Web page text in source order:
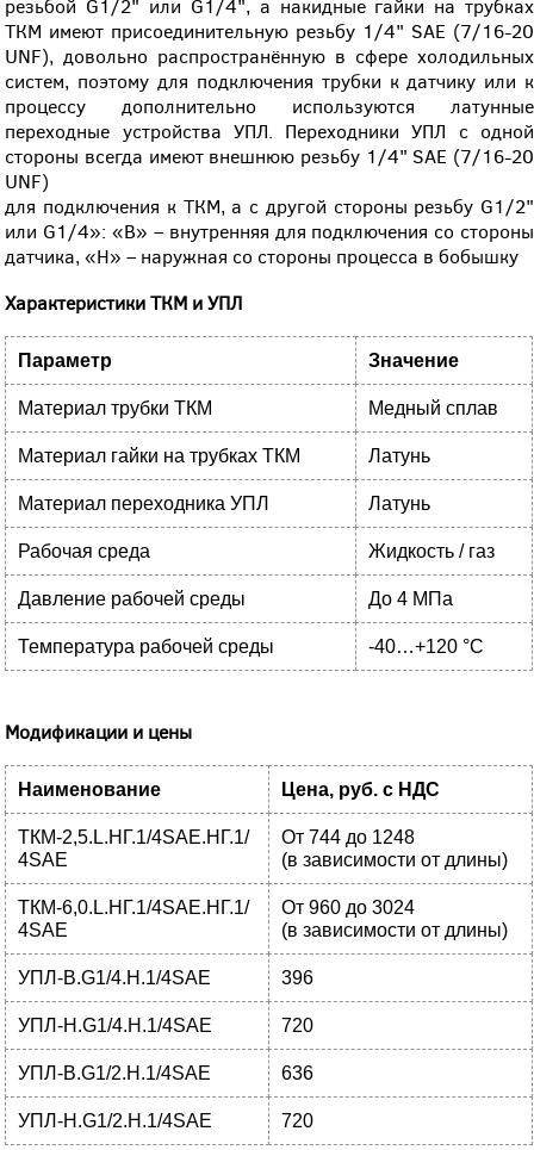
резьбой G1/2" или G1/4", а накидные гайки на трубках
ТКМ имеют присоединительную резьбу 1/4" SAE (7/16-20
UNF), довольно распространённую в сфере холодильных
систем, поэтому для подключения трубки к датчику или к
процессу дополнительно используются латунные
переходные устройства УПЛ. Переходники УПЛ с одной
стороны всегда имеют внешнюю резьбу 1/4" SAE (7/16-20
UNF)
для подключения к ТКМ, а с другой стороны резьбу G1/2"
или G1/4»: «В» – внутренняя для подключения со стороны
датчика, «Н» – наружная со стороны процесса в бобышку
Характеристики ТКМ и УПЛ
Параметр Значение
Материал трубки ТКМ Медный сплав
Материал гайки на трубках ТКМ Латунь
Материал переходника УПЛ Латунь
Рабочая среда Жидкость / газ
Давление рабочей среды До 4 МПа
Температура рабочей среды -40…+120 °С
Модификации и цены
Наименование Цена, руб. с НДС
ТКМ-2,5.L.НГ.1/4SAE.НГ.1/
4SAE
От 744 до 1248
(в зависимости от длины)
ТКМ-6,0.L.НГ.1/4SAE.НГ.1/
4SAE
От 960 до 3024
(в зависимости от длины)
УПЛ-В.G1/4.Н.1/4SAE 396
УПЛ-Н.G1/4.Н.1/4SAE 720
УПЛ-В.G1/2.Н.1/4SAE 636
УПЛ-Н.G1/2.Н.1/4SAE 720